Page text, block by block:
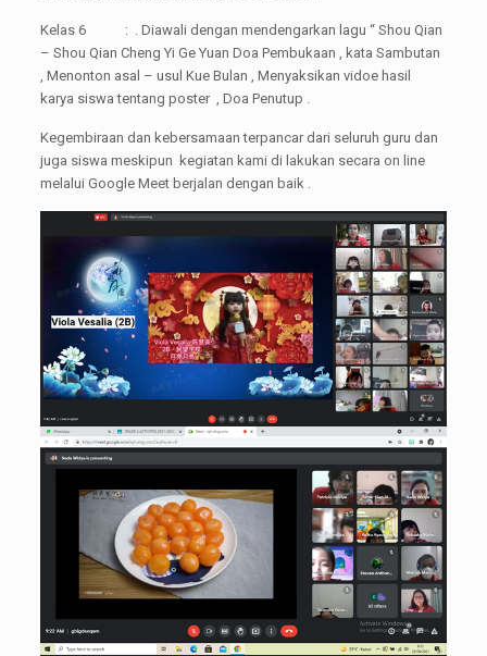
Kelas 6 : . Diawali dengan mendengarkan lagu “ Shou Qian
– Shou Qian Cheng Yi Ge Yuan Doa Pembukaan , kata Sambutan
, Menonton asal – usul Kue Bulan , Menyaksikan vidoe hasil
karya siswa tentang poster , Doa Penutup .
Kegembiraan dan kebersamaan terpancar dari seluruh guru dan
juga siswa meskipun kegiatan kami di lakukan secara on line
melalui Google Meet berjalan dengan baik .